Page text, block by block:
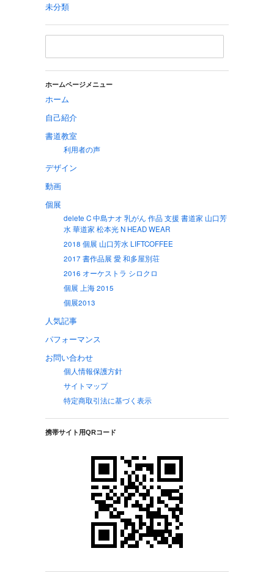
未分類
ホームページメニュー
ホーム
自己紹介
書道教室
利用者の声
デザイン
動画
個展
delete C 中島ナオ 乳がん 作品 支援 書道家 山口芳
水 華道家 松本光 N HEAD WEAR
2018 個展 山口芳水 LIFTCOFFEE
2017 書作品展 愛 和多屋別荘
2016 オーケストラ シロクロ
個展 上海 2015
個展2013
人気記事
パフォーマンス
お問い合わせ
個人情報保護方針
サイトマップ
特定商取引法に基づく表示
携帯サイト用QRコード